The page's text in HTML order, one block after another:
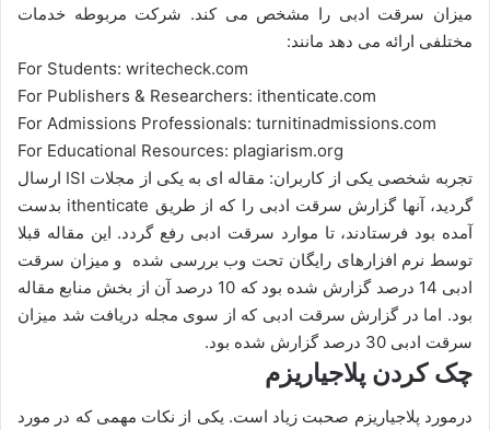
میزان سرقت ادبی را مشخص می کند. شرکت مربوطه خدمات
مختلفی ارائه می دهد مانند:
For Students: writecheck.com
For Publishers & Researchers: ithenticate.com
For Admissions Professionals: turnitinadmissions.com
For Educational Resources: plagiarism.org
تجربه شخصی یکی از کاربران: مقاله ای به یکی از مجلات ISI ارسال
گردید، آنها گزارش سرقت ادبی را که از طریق ithenticate بدست
آمده بود فرستادند، تا موارد سرقت ادبی رفع گردد. این مقاله قبلا
توسط نرم افزارهای رایگان تحت وب بررسی شده و میزان سرقت
ادبی 14 درصد گزارش شده بود که 10 درصد آن از بخش منابع مقاله
بود. اما در گزارش سرقت ادبی که از سوی مجله دریافت شد میزان
سرقت ادبی 30 درصد گزارش شده بود.
چک کردن پلاجیاریزم
درمورد پلاجیاریزم صحبت زیاد است. یکی از نکات مھمی که در مورد